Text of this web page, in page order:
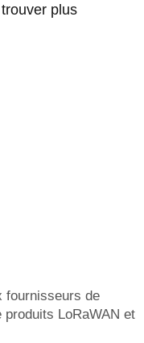
plus
fournisseurs de
LoRaWAN et